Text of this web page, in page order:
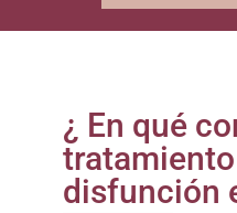
¿ En qué
disfunción